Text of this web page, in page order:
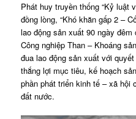
Phát huy truyền thống “Kỷ luật
đồng lòng, “Khó khăn gấp 2 –
lao động sản xuất 90 ngày
Công nghiệp Than – Khoáng
đua lao động sản xuất với
thắng lợi mục tiêu, kế hoạch
phần phát triển kinh tế – xã hội
đất nước.